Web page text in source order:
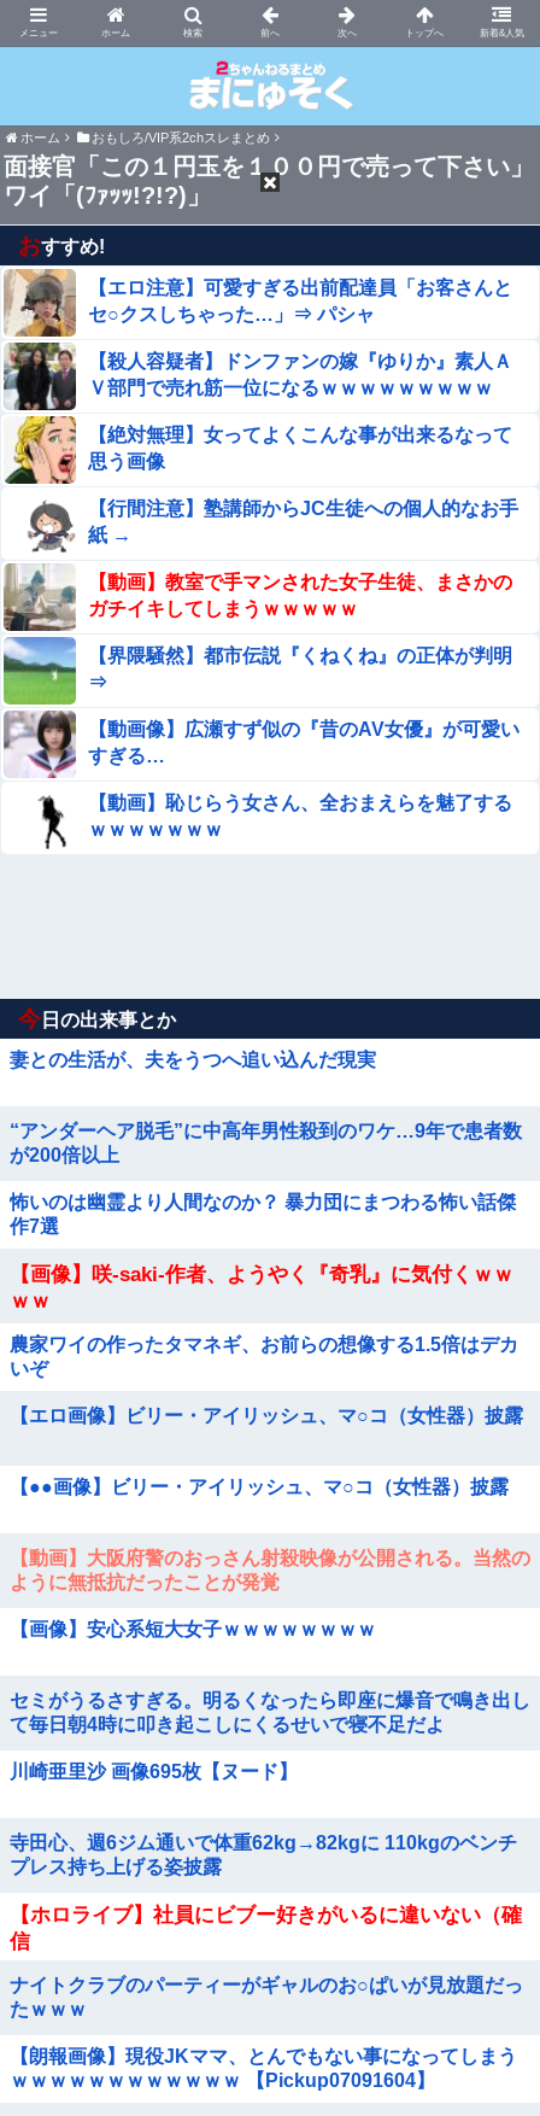
ホーム 新着&人気
まにゅそく 2chまとめニュース速報VIP
ホーム おもしろ/VIP系2chスレまとめ
面接官「この１円玉を１００円で売って下さい」
ワイ「(ﾌｧｯｯ!?!?)」
おすすめ!
【エロ注意】可愛すぎる出前配達員「お客さんと
セ○クスしちゃった…」⇒ パシャ
【殺人容疑者】ドンファンの嫁『ゆりか』素人Ａ
Ｖ部門で売れ筋一位になるｗｗｗｗｗｗｗｗｗ
【絶対無理】女ってよくこんな事が出来るなって
思う画像
【行間注意】塾講師からJC生徒への個人的なお手
紙 →
【動画】教室で手マンされた女子生徒、まさかの
ガチイキしてしまうｗｗｗｗｗ
【界隈騒然】都市伝説『くねくね』の正体が判明
⇒
【動画像】広瀬すず似の『昔のAV女優』が可愛い
すぎる…
【動画】恥じらう女さん、全おまえらを魅了する
ｗｗｗｗｗｗｗ
今 日の出来事とか
妻との生活が、夫をうつへ追い込んだ現実
“アンダーヘア脱毛”に中高年男性殺到のワケ…9年で患者数
が200倍以上
怖いのは幽霊より人間なのか？ 暴力団にまつわる怖い話傑
作7選
【画像】咲-saki-作者、ようやく『奇乳』に気付くｗｗ
ｗｗ
農家ワイの作ったタマネギ、お前らの想像する1.5倍はデカ
いぞ
【エロ画像】ビリー・アイリッシュ、マ○コ（女性器）披露
【●●画像】ビリー・アイリッシュ、マ○コ（女性器）披露
【動画】大阪府警のおっさん射殺映像が公開される。当然の
ように無抵抗だったことが発覚
【画像】安心系短大女子ｗｗｗｗｗｗｗｗ
セミがうるさすぎる。明るくなったら即座に爆音で鳴き出し
て毎日朝4時に叩き起こしにくるせいで寝不足だよ
川崎亜里沙 画像695枚【ヌード】
寺田心、週6ジム通いで体重62kg→82kgに 110kgのベンチ
プレス持ち上げる姿披露
【ホロライブ】社員にビブー好きがいるに違いない（確
信
ナイトクラブのパーティーがギャルのお○ぱいが見放題だっ
たｗｗｗ
【朗報画像】現役JKママ、とんでもない事になってしまう
ｗｗｗｗｗｗｗｗｗｗｗｗ 【Pickup07091604】